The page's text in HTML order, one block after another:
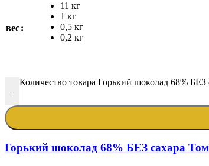
вес
11 кг
1 кг
0,5 кг
0,2 кг
-
Количество товара Горький шоколад 68% БЕЗ
Горький шоколад 68% БЕЗ сахара